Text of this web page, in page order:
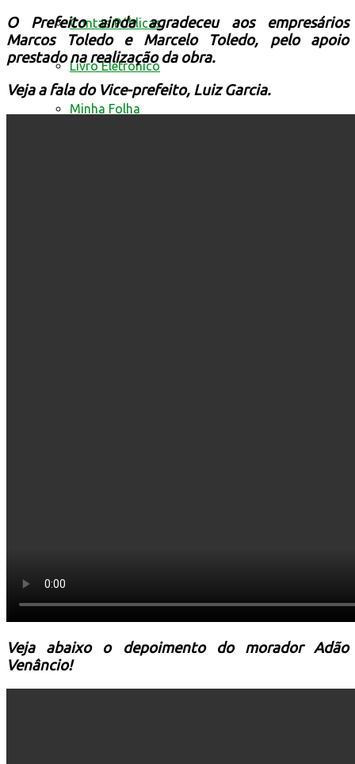
Contas Públicas
Livro Eletrônico
Minha Folha
O Prefeito ainda agradeceu aos empresários
Marcos Toledo e Marcelo Toledo, pelo apoio
prestado na realização da obra.
Veja a fala do Vice-prefeito, Luiz Garcia.
Veja abaixo o depoimento do morador Adão
Venâncio!